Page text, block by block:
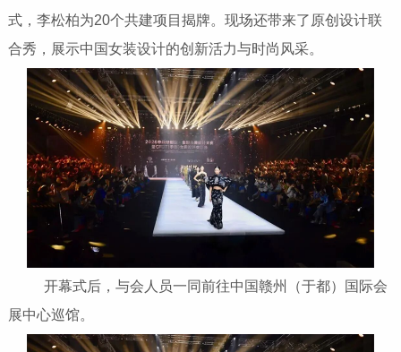
式，李松柏为20个共建项目揭牌。现场还带来了原创设计联
合秀，展示中国女装设计的创新活力与时尚风采。
开幕式后，与会人员一同前往中国赣州（于都）国际会
展中心巡馆。